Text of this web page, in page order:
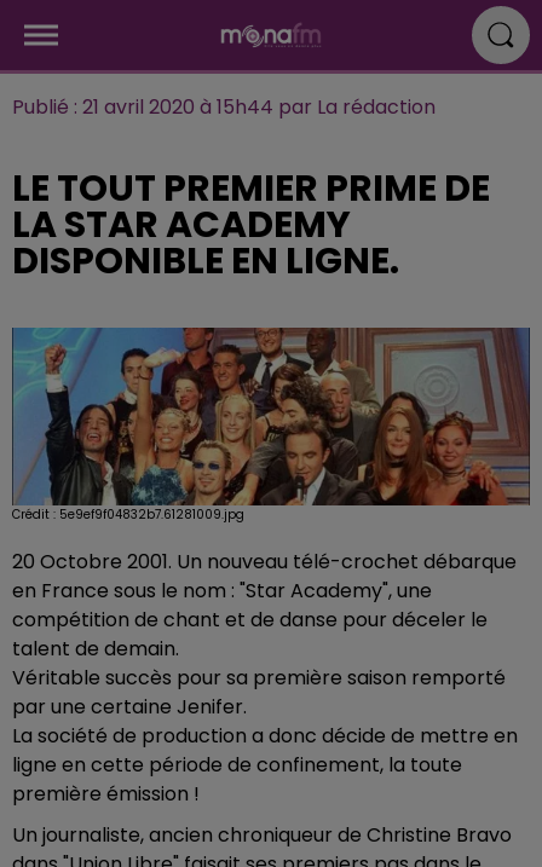
Publié : 21 avril 2020 à 15h44 par La rédaction
LE TOUT PREMIER PRIME DE
LA STAR ACADEMY
DISPONIBLE EN LIGNE.
Crédit : 5e9ef9f04832b7.61281009.jpg
20 Octobre 2001. Un nouveau télé-crochet débarque
en France sous le nom : "Star Academy", une
compétition de chant et de danse pour déceler le
talent de demain.
Véritable succès pour sa première saison remporté
par une certaine Jenifer.
La société de production a donc décide de mettre en
ligne en cette période de confinement, la toute
première émission !
Un journaliste, ancien chroniqueur de Christine Bravo